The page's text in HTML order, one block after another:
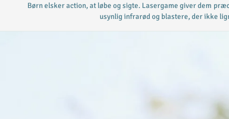
Børn elsker action, at løbe og sigte. Lasergame giver dem
usynlig infrarød og blastere, der ikke